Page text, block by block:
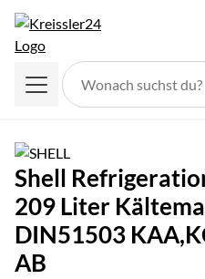
Shell
209 Liter
DIN51503
AB